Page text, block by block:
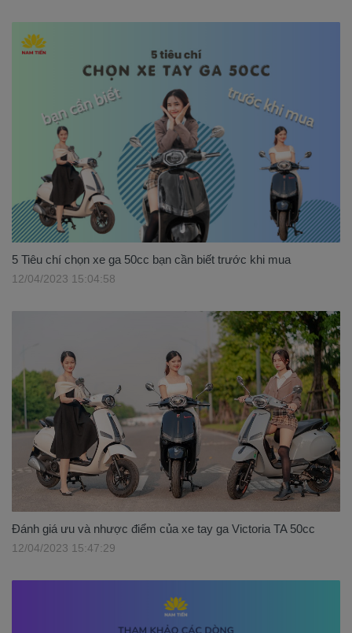
5 Tiêu chí chọn xe ga 50cc bạn cần biết trước khi mua
12/04/2023 15:04:58
Đánh giá ưu và nhược điểm của xe tay ga Victoria TA 50cc
12/04/2023 15:47:29